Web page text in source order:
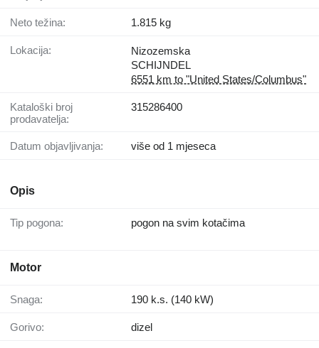
Neto težina: 1.815 kg
Lokacija:
Nizozemska
SCHIJNDEL
6551 km to "United States/Columbus"
Kataloški broj
prodavatelja:
315286400
Datum objavljivanja: više od 1 mjeseca
Opis
Tip pogona: pogon na svim kotačima
Motor
Snaga: 190 k.s. (140 kW)
Gorivo: dizel